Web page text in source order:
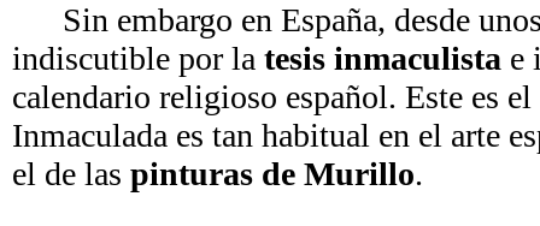
Sin embargo en España, desde
indiscutible por la tesis inmaculista e
calendario religioso español. Este es
Inmaculada es tan habitual en el arte
el de las pinturas de Murillo.